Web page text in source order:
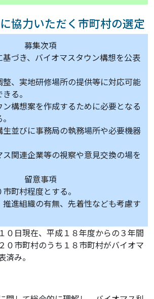
協力いただく市町村の選定
募集次項
づき、バイオマスタウン構想を公表
、実地研修場所の提供等に対応可能
る。
構想案を作成するために必要となる
並びに事務局の執務場所や必要機器
関連企業等の視察や意見交換の場を
留意事項
町村程度とする。
進組織の有無、先着性なども考慮す
０日現在、平成１８年度からの３年間
０市町村のうち１８市町村がバイオマ
み。